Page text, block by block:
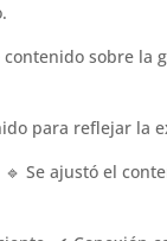
sobre la
para reflejar la
Se ajustó el